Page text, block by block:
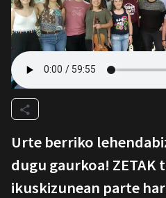
Urte berriko
dugu gaurkoa!
ikuskizunean parte